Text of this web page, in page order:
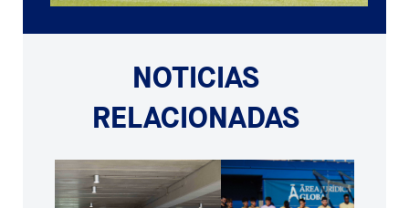
NOTICIAS
RELACIONADAS